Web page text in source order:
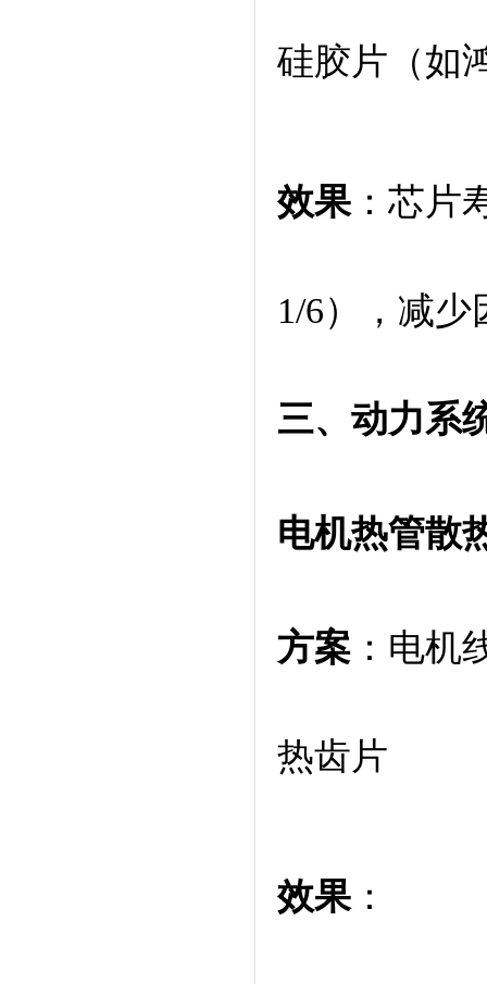
硅胶片（如
效果 ：芯片
1/6），减
三、动力系
电机热管散
方案 ：电机
热齿片
效果 ：